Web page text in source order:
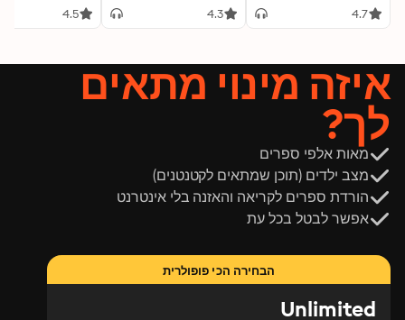
4.7
4.3
4.5
איזה מינוי מתאים
לך?
מאות אלפי ספרים
מצב ילדים (תוכן שמתאים לקטנטנים)
הורדת ספרים לקריאה והאזנה בלי אינטרנט
אפשר לבטל בכל עת
הבחירה הכי פופולרית
Unlimited